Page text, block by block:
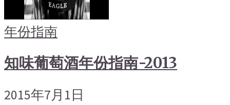
年份指南
知味葡萄酒年份指南-2013
2015年7月1日